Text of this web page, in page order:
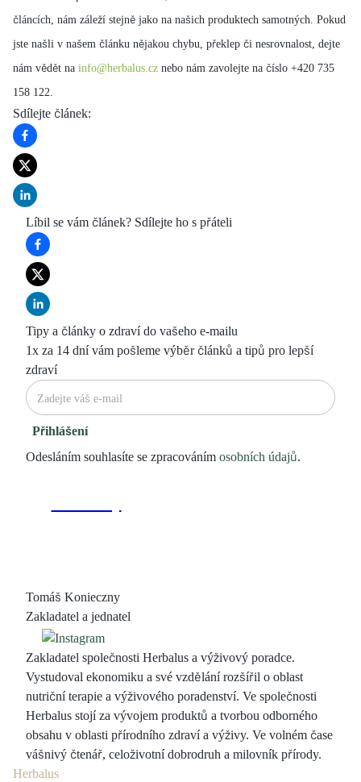
článcích, nám záleží stejně jako na našich produktech samotných. Pokud
jste našli v našem článku nějakou chybu, překlep či nesrovnalost, dejte
nám vědět na info@herbalus.cz nebo nám zavolejte na číslo +420 735
158 122.
Sdílejte článek:
Líbil se vám článek? Sdílejte ho s přáteli
Tipy a články o zdraví do vašeho e-mailu
1x za 14 dní vám pošleme výběr článků a tipů pro lepší
zdraví
Přihlášení
Odesláním souhlasíte se zpracováním osobních údajů.
Tomáš Konieczny
Zakladatel a jednatel
Zakladatel společnosti Herbalus a výživový poradce.
Vystudoval ekonomiku a své vzdělání rozšířil o oblast
nutriční terapie a výživového poradenství. Ve společnosti
Herbalus stojí za vývojem produktů a tvorbou odborného
obsahu v oblasti přírodního zdraví a výživy. Ve volném čase
vášnivý čtenář, celoživotní dobrodruh a milovník přírody.
Herbalus